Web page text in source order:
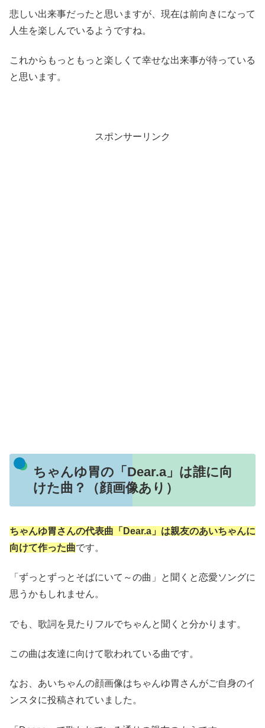
悲しい出来事だったと思いますが、現在は前向きになって
人生を楽しんでいるようですね。
これからもっともっと楽しくて幸せな出来事が待っている
と思います。
スポンサーリンク
ちゃんゆ胃の「Dear.a」は誰に向
けた曲？（顔画像あり）
ちゃんゆ胃さんの代表曲「Dear.a」は親友のあいちゃんに
向けて作った曲です。
「ずっとずっとそばにいて～の曲」と聞くと恋愛ソングに
思うかもしれません。
でも、歌詞を見たりフルでちゃんと聞くと分かります。
この曲は友達に向けて歌われている曲です。
なお、あいちゃんの顔画像はちゃんゆ胃さんがご自身のイ
ンスタに投稿されていました。